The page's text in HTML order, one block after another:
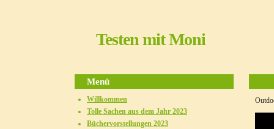
Testen mit Moni
Menü
Willkommen
Tolle Sachen aus dem Jahr 2023
Büchervorstellungen 2023